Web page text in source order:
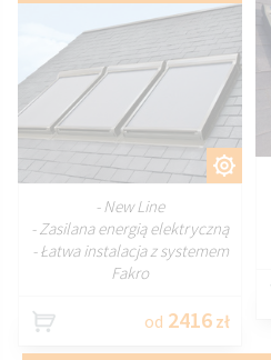
DOSTOSUJ
- New Line
- Zasilana energią elektryczną
- Łatwa instalacja z systemem
Fakro
od 2416 zł